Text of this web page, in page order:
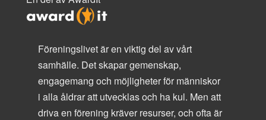
Föreningslivet är en viktig del av vårt
samhälle. Det skapar gemenskap,
engagemang och möjligheter för människor
i alla åldrar att utvecklas och ha kul. Men att
driva en förening kräver resurser, och ofta är